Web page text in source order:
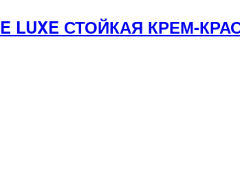
DE LUXE СТОЙКАЯ